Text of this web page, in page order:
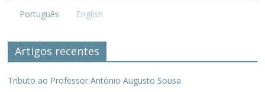
Português English
Artigos recentes
Tributo ao Professor António Augusto Sousa